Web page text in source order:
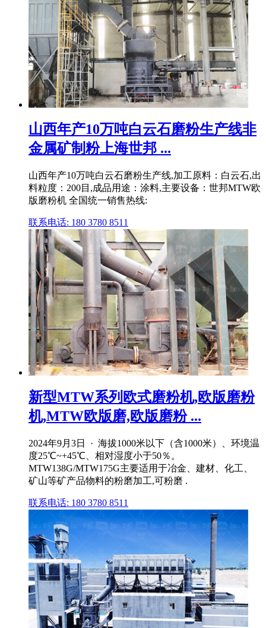
山西年产10万吨白云石磨粉生产线非
金属矿制粉上海世邦 ...
山西年产10万吨白云石磨粉生产线,加工原料：白云石,出
料粒度：200目,成品用途：涂料,主要设备：世邦MTW欧
版磨粉机 全国统一销售热线:
联系电话: 180 3780 8511
新型MTW系列欧式磨粉机,欧版磨粉
机,MTW欧版磨,欧版磨粉 ...
2024年9月3日 · 海拔1000米以下（含1000米）、环境温
度25℃~+45℃、相对湿度小于50％。
MTW138G/MTW175G主要适用于冶金、建材、化工、
矿山等矿产品物料的粉磨加工,可粉磨 .
联系电话: 180 3780 8511